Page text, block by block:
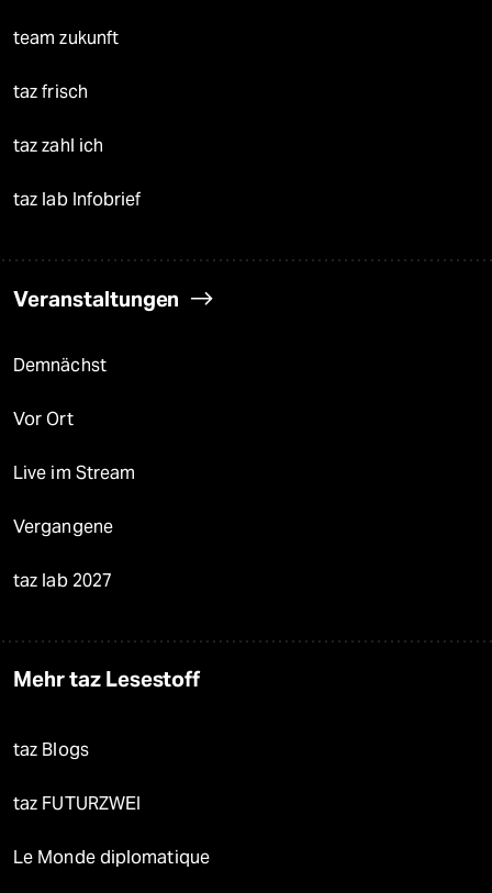
team zukunft
taz frisch
taz zahl ich
taz lab Infobrief
Veranstaltungen
Demnächst
Vor Ort
Live im Stream
Vergangene
taz lab 2027
Mehr taz Lesestoff
taz Blogs
taz FUTURZWEI
Le Monde diplomatique